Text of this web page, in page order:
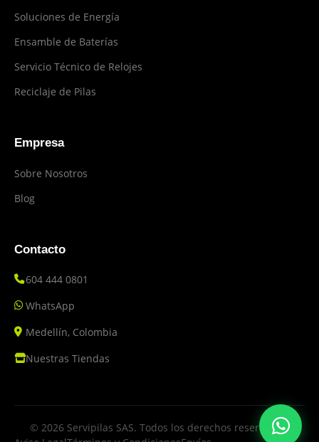
Soluciones de Energía
Ensamble de Baterías
Servicio Técnico de Relojes
Reciclaje de Pilas
Empresa
Sobre Nosotros
Blog
Contacto
604 444 0801
WhatsApp
Medellín, Colombia
Nuestras Tiendas
© 2026 Servipilas SAS. Todos los derechos reservados.